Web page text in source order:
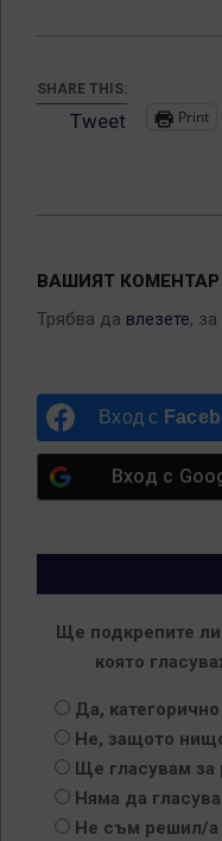
SHARE THIS:
Tweet Print
16
ВАШИЯТ КОМЕНТАР
Трябва да влезете,
Вход с
Вход с
Ще подкрепите ли
която
Да, категорично
Не, защото
Ще гласувам за
Няма да
Не съм решил/